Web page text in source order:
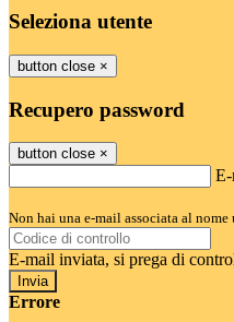
Seleziona utente
button close ×
Recupero password
button close ×
Non hai una e-mail associata al
E-mail inviata, si prega di
Errore